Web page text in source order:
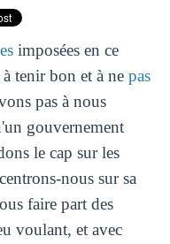
imposées en ce
tenir bon et à ne pas
pas à nous
gouvernement
le cap sur les
nous sur sa
faire part des
voulant, et avec